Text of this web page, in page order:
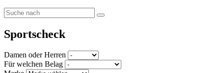
Sportscheck
Damen oder Herren
Für welchen Belag